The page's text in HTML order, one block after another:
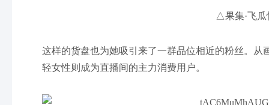
△果集·飞瓜
这样的货盘也为她吸引来了一群品位相近的粉丝。从
轻女性则成为直播间的主力消费用户。